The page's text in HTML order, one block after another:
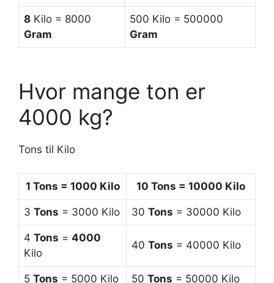
8 Kilo = 8000
Gram
500 Kilo = 500000
Gram
Hvor mange ton er
4000 kg?
Tons til Kilo
1 Tons = 1000 Kilo 10 Tons = 10000 Kilo
3 Tons = 3000 Kilo 30 Tons = 30000 Kilo
4 Tons = 4000
Kilo
40 Tons = 40000 Kilo
5 Tons = 5000 Kilo 50 Tons = 50000 Kilo